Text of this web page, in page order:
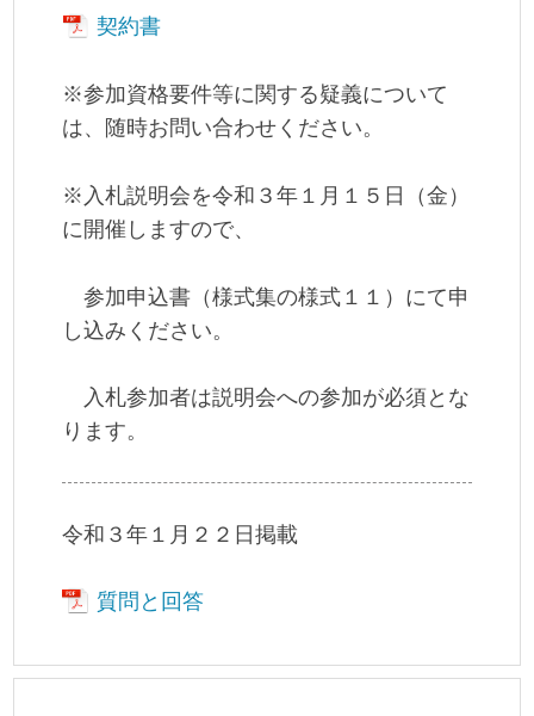
契約書
※参加資格要件等に関する疑義について
は、随時お問い合わせください。
※入札説明会を令和３年１月１５日（金）
に開催しますので、
参加申込書（様式集の様式１１）にて申
し込みください。
入札参加者は説明会への参加が必須とな
ります。
令和３年１月２２日掲載
質問と回答